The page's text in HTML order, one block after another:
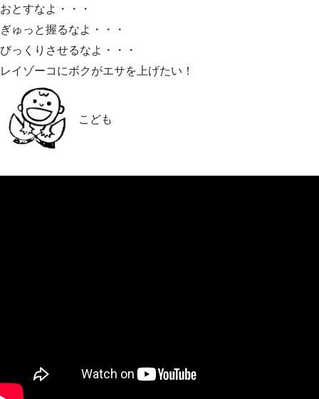
おとすなよ・・・
ぎゅっと握るなよ・・・
びっくりさせるなよ・・・
レイゾーコにボクがエサを上げたい！
こども